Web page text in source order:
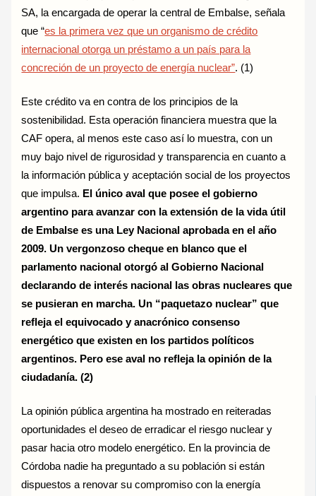
SA, la encargada de operar la central de Embalse, señala
que “es la primera vez que un organismo de crédito
internacional otorga un préstamo a un país para la
concreción de un proyecto de energía nuclear”. (1)
Este crédito va en contra de los principios de la
sostenibilidad. Esta operación financiera muestra que la
CAF opera, al menos este caso así lo muestra, con un
muy bajo nivel de rigurosidad y transparencia en cuanto a
la información pública y aceptación social de los proyectos
que impulsa. El único aval que posee el gobierno
argentino para avanzar con la extensión de la vida útil
de Embalse es una Ley Nacional aprobada en el año
2009. Un vergonzoso cheque en blanco que el
parlamento nacional otorgó al Gobierno Nacional
declarando de interés nacional las obras nucleares que
se pusieran en marcha. Un “paquetazo nuclear” que
refleja el equivocado y anacrónico consenso
energético que existen en los partidos políticos
argentinos. Pero ese aval no refleja la opinión de la
ciudadanía. (2)
La opinión pública argentina ha mostrado en reiteradas
oportunidades el deseo de erradicar el riesgo nuclear y
pasar hacia otro modelo energético. En la provincia de
Córdoba nadie ha preguntado a su población si están
dispuestos a renovar su compromiso con la energía